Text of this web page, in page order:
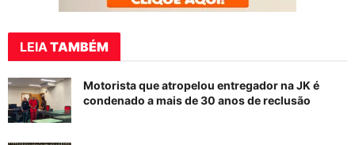
LEIA TAMBÉM
Motorista que atropelou entregador na JK é
condenado a mais de 30 anos de reclusão